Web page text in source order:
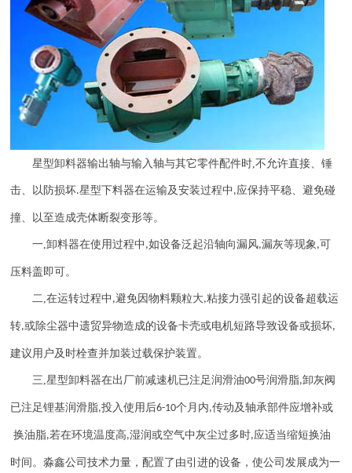
星型卸料器输出轴与输入轴与其它零件配件时,不允许直接、锤
击、以防损坏.星型下料器在运输及安装过程中 ,应保持平稳、避免碰
撞、以至造成壳体断裂变形等。
一,卸料器在使用过程中 ,如设备泛起沿轴向漏风,漏灰等现象,可
压料盖即可。
二,在运转过程中 ,避免因物料颗粒大,粘接力强引起的设备超载运
转,或除尘器中遗贸异物造成的设备卡壳或电机短路导致设备或损坏,
建议用户及时栓查并加装过载保护装置。
三,星型卸料器在出厂前减速机已注足润滑油00号润滑脂,卸灰阀
已注足锂基润滑脂,投入使用后6-10个月内,传动及轴承部件应增补或
换油脂,若在环境温度高,湿润或空气中灰尘过多时,应适当缩短换油
时间。淼鑫公司技术力量，配置了由引进的设备，使公司发展成为一